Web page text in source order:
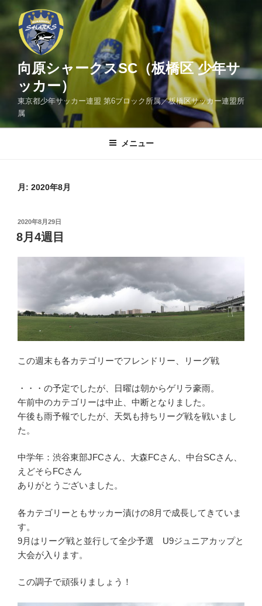
ン
ッ
向原シャークスSC（板橋区 少年サ
ッカー）
東京都少年サッカー連盟 第6ブロック所属／板橋区サッカー連盟所
属
メニュー
月: 2020年8月
投
稿
日:
2020年8月29日
8月4週目
この週末も各カテゴリーでフレンドリー、リーグ戦
・・・の予定でしたが、日曜は朝からゲリラ豪雨。
午前中のカテゴリーは中止、中断となりました。
午後も雨予報でしたが、天気も持ちリーグ戦を戦いまし
た。
中学年：渋谷東部JFCさん、大森FCさん、中台SCさん、
えどそらFCさん
ありがとうございました。
各カテゴリーともサッカー漬けの8月で成長してきていま
す。
9月はリーグ戦と並行して全少予選 U9ジュニアカップと
大会が入ります。
この調子で頑張りましょう！